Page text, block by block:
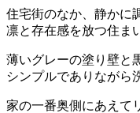
住宅街のなか、静かに
凛と存在感を放つ住ま
薄いグレーの塗り壁と
シンプルでありながら
家の一番奥側にあえて